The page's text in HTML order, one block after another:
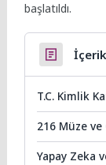
başlatıldı.
T.C. Kimlik
216 Müze
Yapay Zeka